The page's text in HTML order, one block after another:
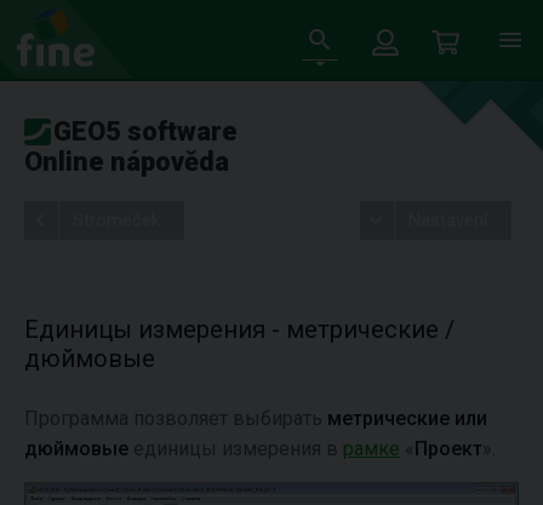
GEO5 software
Online nápověda
Единицы измерения - метрические /
дюймовые
Программа позволяет выбирать метрические или
дюймовые единицы измерения в рамке « Проект ».